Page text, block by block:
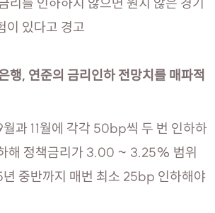
이 있다고 경고
행, 연준의 금리인하 전망치를 매파적
과 11월에 각각 50bp씩 두 번 인하하
해 정책금리가 3.00 ~ 3.25% 범위
중반까지 매번 최소 25bp 인하해야